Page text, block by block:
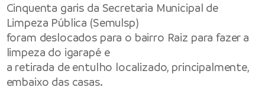
Cinquenta garis da Secretaria Municipal de
Limpeza Pública (Semulsp)
foram deslocados para o bairro Raiz para fazer a
limpeza do igarapé e
a retirada de entulho localizado, principalmente,
embaixo das casas.